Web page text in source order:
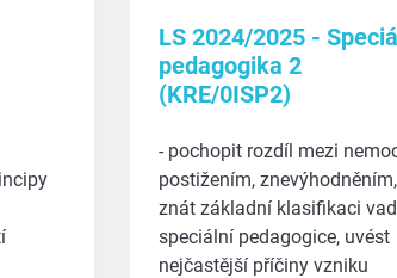
LS 2024/2025 -
pedagogika 2
(KRE/0ISP2)
- pochopit rozdíl mezi
postižením, znevýhodněním,
znát základní klasifikaci
speciální pedagogice, uvést
nejčastější příčiny vzniku